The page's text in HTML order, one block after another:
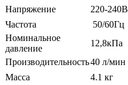
Напряжение
220-240В
Частота
50/60Гц
Номинальное
давление
12,8кПа
Производительность40 л/мин
Масса
4.1 кг